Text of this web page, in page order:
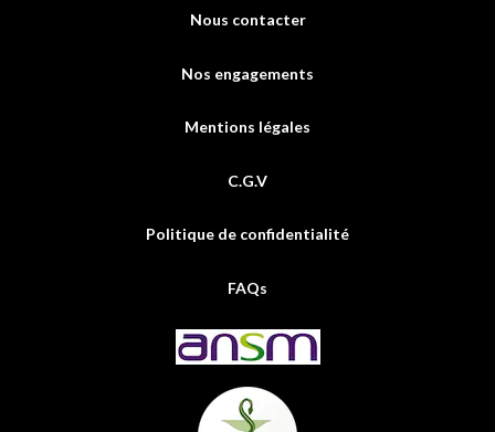
Nous contacter
Nos engagements
Mentions légales
C.G.V
Politique de confidentialité
FAQs